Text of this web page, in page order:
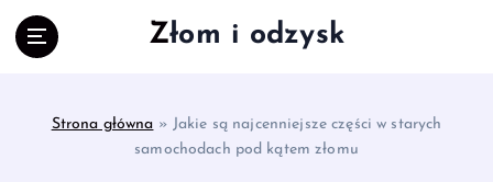
Złom i odzysk
Strona główna » Jakie są najcenniejsze części w starych
samochodach pod kątem złomu